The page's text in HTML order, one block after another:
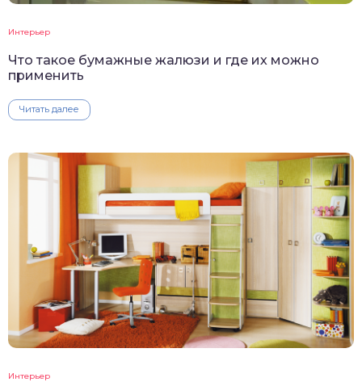
Интерьер
Что такое бумажные жалюзи и где их можно
применить
Читать далее
Интерьер